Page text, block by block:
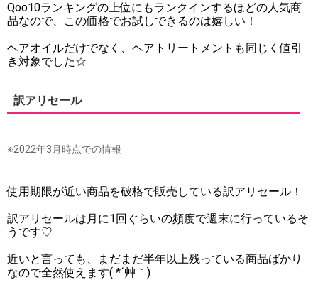
Qoo10ランキングの上位にもランクインするほどの人気商
品なので、この価格でお試しできるのは嬉しい！
ヘアオイルだけでなく、ヘアトリートメントも同じく値引
き対象でした☆
訳アリセール
※2022年3月時点での情報
使用期限が近い商品を破格で販売している訳アリセール！
訳アリセールは月に1回ぐらいの頻度で週末に行っているそ
うです♡
近いと言っても、まだまだ半年以上残っている商品ばかり
なので全然使えます( *´艸｀)